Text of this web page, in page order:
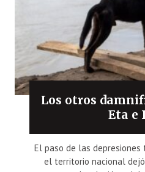
Los otros
Eta e
El paso de las
el territorio nacional